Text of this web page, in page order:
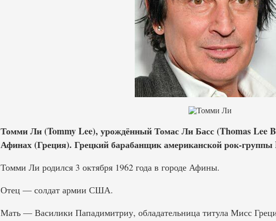
Томми Ли (Tommy Lee), урождённый Томас Ли Басс (Thomas Lee
Афинах (Греция). Грецкий барабанщик американской рок-
Томми Ли родился 3 октября 1962 года в городе Афины.
Отец — солдат армии США.
Мать — Василики Пападимитриу, обладательница титула Мисс